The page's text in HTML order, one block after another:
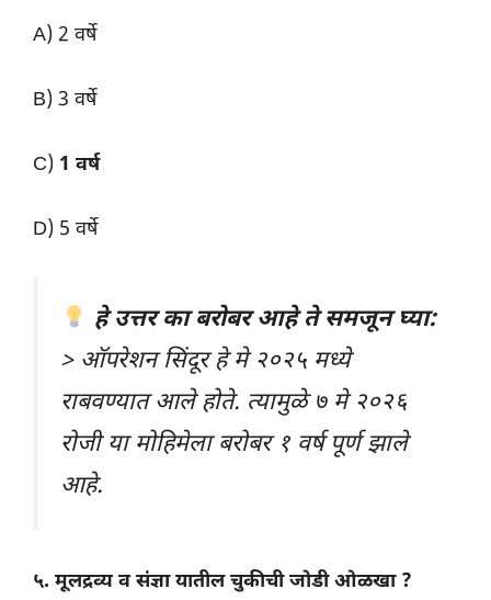
A) 2 वर्षे
B) 3 वर्षे
C) 1 वर्ष
D) 5 वर्षे
हे उत्तर का बरोबर आहे ते समजून घ्या:
> ऑपरेशन सिंदूर हे मे २०२५ मध्ये
राबवण्यात आले होते. त्यामुळे ७ मे २०२६
रोजी या मोहिमेला बरोबर १ वर्ष पूर्ण झाले
आहे.
५. मूलद्रव्य व संज्ञा यातील चुकीची जोडी ओळखा ?